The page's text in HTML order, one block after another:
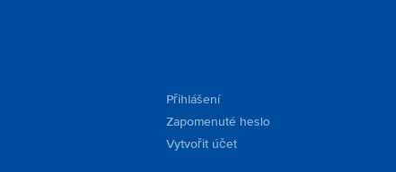
Přihlášení
Zapomenuté heslo
Vytvořit účet